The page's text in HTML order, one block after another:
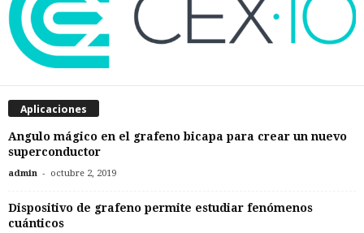
Aplicaciones
Angulo mágico en el grafeno bicapa para crear un nuevo
superconductor
admin - octubre 2, 2019
Dispositivo de grafeno permite estudiar fenómenos
cuánticos